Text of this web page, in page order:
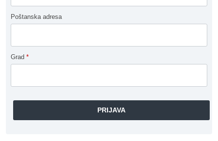
Poštanska adresa
Grad *